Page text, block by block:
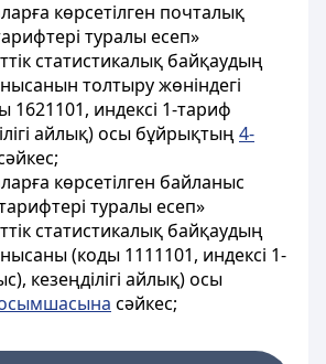
көрсетілген почталық
туралы есеп»
статистикалық байқаудың
толтыру жөніндегі
1621101, индексі 1-тариф
айлық) осы бұйрықтың4-
көрсетілген байланыс
туралы есеп»
статистикалық байқаудың
(коды 1111101, индексі 1-
кезеңділігі айлық) осы
сәйкес;